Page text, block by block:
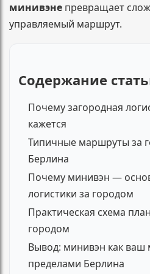
минивэне превращает
управляемый маршрут.
Содержание
Почему загородная
кажется
Типичные маршруты за
Берлина
Почему минивэн —
логистики за городом
Практическая схема
городом
Вывод: минивэн как
пределами Берлина